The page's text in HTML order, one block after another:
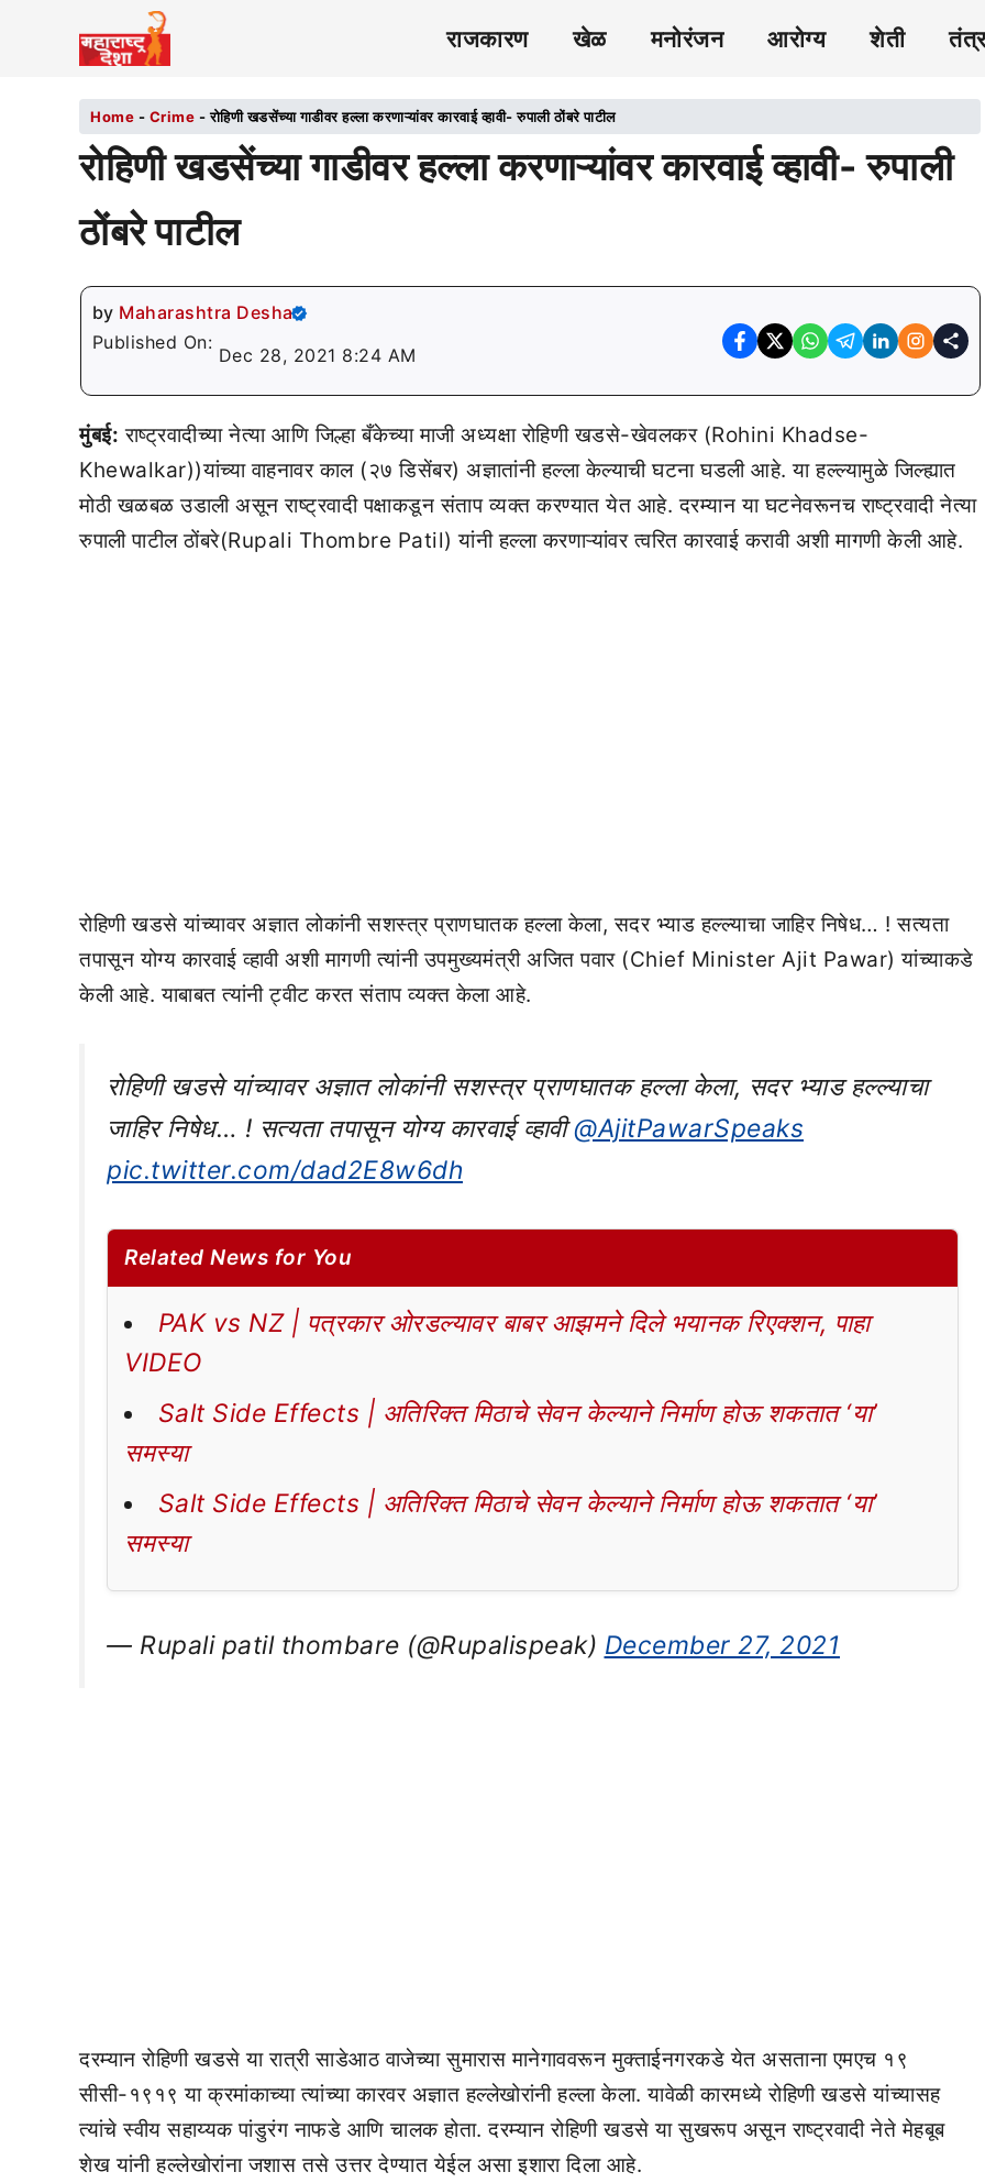
राजकारण खेळ मनोरंजन आरोग्य शेती
Home - Crime -रोहिणी खडसेंच्या गाडीवर हल्ला करणाऱ्यांवर कारवाई व्हावी- रुपाली ठोंबरे पाटील
रोहिणी खडसेंच्या गाडीवर हल्ला करणाऱ्यांवर कारवाई व्हावी- रुपाली
ठोंबरे पाटील
by Maharashtra Desha
Published On:
Dec 28, 2021 8:24 AM
मुंबई: राष्ट्रवादीच्या नेत्या आणि जिल्हा बँकेच्या माजी अध्यक्षा रोहिणी खडसे-खेवलकर (Rohini Khadse-
Khewalkar))यांच्या वाहनावर काल (२७ डिसेंबर) अज्ञातांनी हल्ला केल्याची घटना घडली आहे. या हल्ल्यामुळे जिल्ह्यात
मोठी खळबळ उडाली असून राष्ट्रवादी पक्षाकडून संताप व्यक्त करण्यात येत आहे. दरम्यान या घटनेवरूनच राष्ट्रवादी नेत्या
रुपाली पाटील ठोंबरे(Rupali Thombre Patil) यांनी हल्ला करणाऱ्यांवर त्वरित कारवाई करावी अशी मागणी केली आहे.
रोहिणी खडसे यांच्यावर अज्ञात लोकांनी सशस्त्र प्राणघातक हल्ला केला, सदर भ्याड हल्ल्याचा जाहिर निषेध… ! सत्यता
तपासून योग्य कारवाई व्हावी अशी मागणी त्यांनी उपमुख्यमंत्री अजित पवार (Chief Minister Ajit Pawar) यांच्याकडे
केली आहे. याबाबत त्यांनी ट्वीट करत संताप व्यक्त केला आहे.
रोहिणी खडसे यांच्यावर अज्ञात लोकांनी सशस्त्र प्राणघातक हल्ला केला, सदर भ्याड हल्ल्याचा
जाहिर निषेध… ! सत्यता तपासून योग्य कारवाई व्हावी@AjitPawarSpeaks
pic.twitter.com/dad2E8w6dh
Related News for You
PAK vs NZ | पत्रकार ओरडल्यावर बाबर आझमने दिले भयानक रिएक्शन, पाहा
VIDEO
Salt Side Effects | अतिरिक्त मिठाचे सेवन केल्याने निर्माण होऊ शकतात ‘या’
समस्या
Salt Side Effects | अतिरिक्त मिठाचे सेवन केल्याने निर्माण होऊ शकतात ‘या’
समस्या
— Rupali patil thombare (@Rupalispeak) December 27, 2021
दरम्यान रोहिणी खडसे या रात्री साडेआठ वाजेच्या सुमारास मानेगाववरून मुक्ताईनगरकडे येत असताना एमएच १९
सीसी-१९१९ या क्रमांकाच्या त्यांच्या कारवर अज्ञात हल्लेखोरांनी हल्ला केला. यावेळी कारमध्ये रोहिणी खडसे यांच्यासह
त्यांचे स्वीय सहाय्यक पांडुरंग नाफडे आणि चालक होता. दरम्यान रोहिणी खडसे या सुखरूप असून राष्ट्रवादी नेते मेहबूब
शेख यांनी हल्लेखोरांना जशास तसे उत्तर देण्यात येईल असा इशारा दिला आहे.